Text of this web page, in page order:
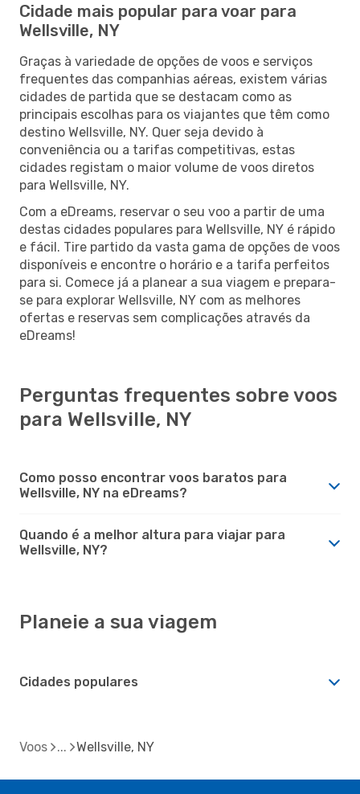
Cidade mais popular para voar para
Wellsville, NY
Graças à variedade de opções de voos e serviços
frequentes das companhias aéreas, existem várias
cidades de partida que se destacam como as
principais escolhas para os viajantes que têm como
destino Wellsville, NY. Quer seja devido à
conveniência ou a tarifas competitivas, estas
cidades registam o maior volume de voos diretos
para Wellsville, NY.
Com a eDreams, reservar o seu voo a partir de uma
destas cidades populares para Wellsville, NY é rápido
e fácil. Tire partido da vasta gama de opções de voos
disponíveis e encontre o horário e a tarifa perfeitos
para si. Comece já a planear a sua viagem e prepara-
se para explorar Wellsville, NY com as melhores
ofertas e reservas sem complicações através da
eDreams!
Perguntas frequentes sobre voos
para Wellsville, NY
Como posso encontrar voos baratos para
Wellsville, NY na eDreams?
Quando é a melhor altura para viajar para
Wellsville, NY?
Planeie a sua viagem
Cidades populares
Voos Wellsville, NY